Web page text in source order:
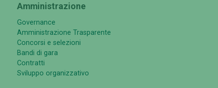
Amministrazione
Governance
Amministrazione Trasparente
Concorsi e selezioni
Bandi di gara
Contratti
Sviluppo organizzativo